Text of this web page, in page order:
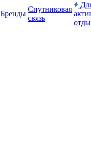
Бренды
Спутниковая
связь